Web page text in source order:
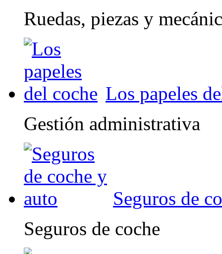
Ruedas, piezas y
Los papeles
Gestión administrativa
Seguros de
Seguros de coche